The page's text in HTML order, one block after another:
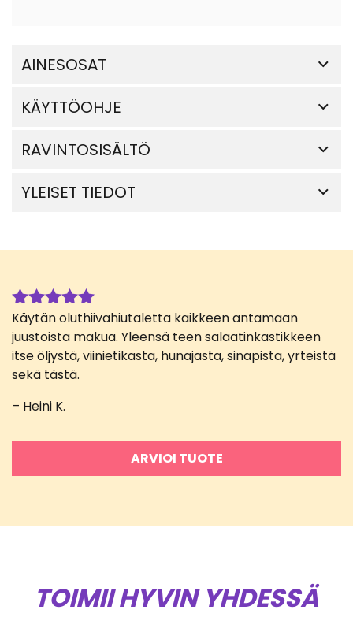
AINESOSAT
KÄYTTÖOHJE
RAVINTOSISÄLTÖ
YLEISET TIEDOT
Arvostelu
tuotteesta:
5/ 5
Käytän oluthiivahiutaletta kaikkeen antamaan
juustoista makua. Yleensä teen salaatinkastikkeen
itse öljystä, viinietikasta, hunajasta, sinapista, yrteistä
sekä tästä.
– Heini K.
ARVIOI TUOTE
TOIMII HYVIN YHDESSÄ